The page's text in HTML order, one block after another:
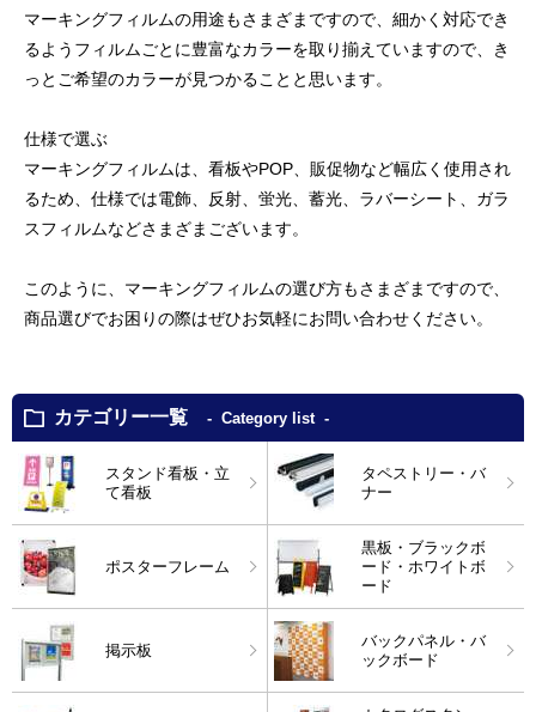
マーキングフィルムの用途もさまざまですので、細かく対応でき
るようフィルムごとに豊富なカラーを取り揃えていますので、き
っとご希望のカラーが見つかることと思います。
仕様で選ぶ
マーキングフィルムは、看板やPOP、販促物など幅広く使用され
るため、仕様では電飾、反射、蛍光、蓄光、ラバーシート、ガラ
スフィルムなどさまざまございます。
このように、マーキングフィルムの選び方もさまざまですので、
商品選びでお困りの際はぜひお気軽にお問い合わせください。
カテゴリー一覧 Category list
スタンド看板・立
て看板
タペストリー・バ
ナー
ポスターフレーム
黒板・ブラックボ
ード・ホワイトボ
ード
掲示板
バックパネル・バ
ックボード